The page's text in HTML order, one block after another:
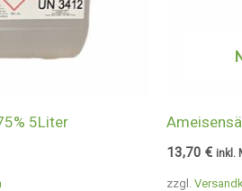
5Liter
zzgl.
13,70€ inkl.